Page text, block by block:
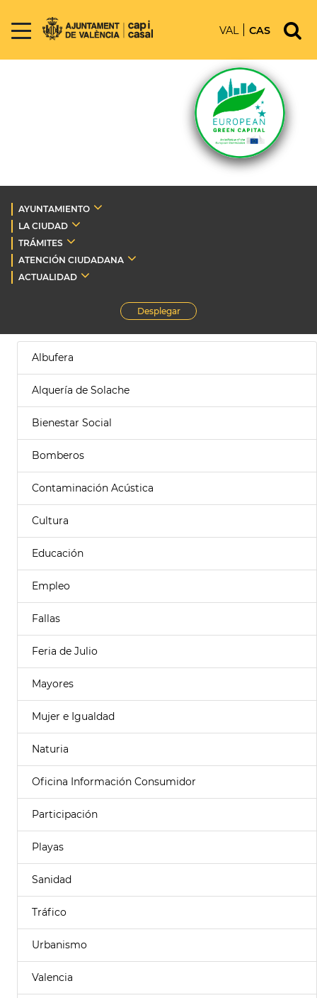
VAL CAS
AYUNTAMIENTO
LA CIUDAD
TRÁMITES
ATENCIÓN CIUDADANA
ACTUALIDAD
Desplegar
Albufera
Alquería de Solache
Bienestar Social
Bomberos
Contaminación Acústica
Cultura
Educación
Empleo
Fallas
Feria de Julio
Mayores
Mujer e Igualdad
Naturia
Oficina Información Consumidor
Participación
Playas
Sanidad
Tráfico
Urbanismo
Valencia